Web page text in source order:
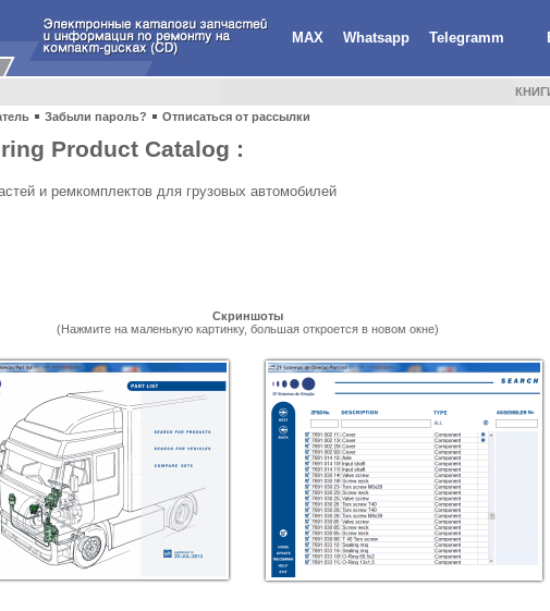
MAX Whatsapp Telegramm
Забыли пароль? Отписаться от рассылки
Product Catalog :
и ремкомплектов для грузовых автомобилей
Скриншоты
(Нажмите на маленькую картинку, большая откроется в новом окне)